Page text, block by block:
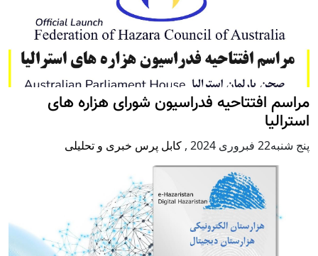
مراسم افتتاحیه فدراسیون شورای هزاره های
استرالیا
پنج شنبه22 فبروری 2024 , کابل پرس خبری و تحلیلی